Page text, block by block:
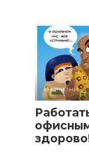
Из жизни